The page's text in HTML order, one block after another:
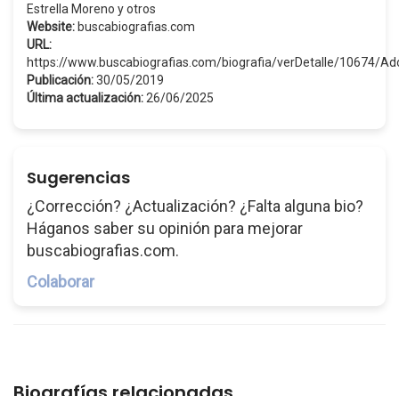
Estrella Moreno y otros
Website: buscabiografias.com
URL:
https://www.buscabiografias.com/biografia/verDetalle/10674/
Publicación:30/05/2019
Última actualización: 26/06/2025
Sugerencias
¿Corrección? ¿Actualización? ¿Falta alguna bio?
Háganos saber su opinión para mejorar
buscabiografias.com.
Colaborar